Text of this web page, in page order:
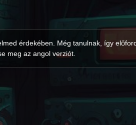
érdekében. Még tanulnak, így
meg az angol verziót.